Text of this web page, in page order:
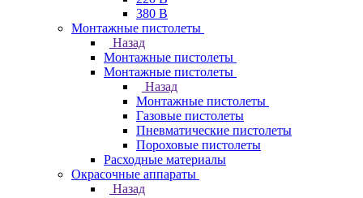
380 В
Монтажные пистолеты
Назад
Монтажные пистолеты
Монтажные пистолеты
Назад
Монтажные пистолеты
Газовые пистолеты
Пневматические пистолеты
Пороховые пистолеты
Расходные материалы
Окрасочные аппараты
Назад